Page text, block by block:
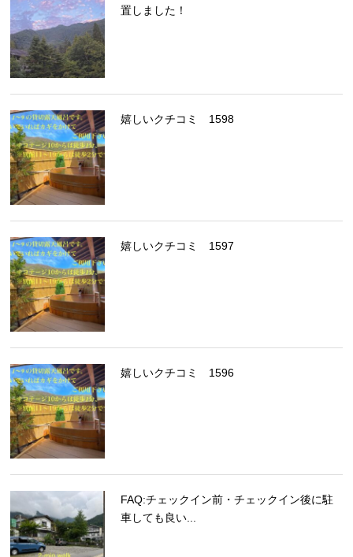
置しました！
嬉しいクチコミ 1598
嬉しいクチコミ 1597
嬉しいクチコミ 1596
FAQ:チェックイン前・チェックイン後に駐
車しても良い...